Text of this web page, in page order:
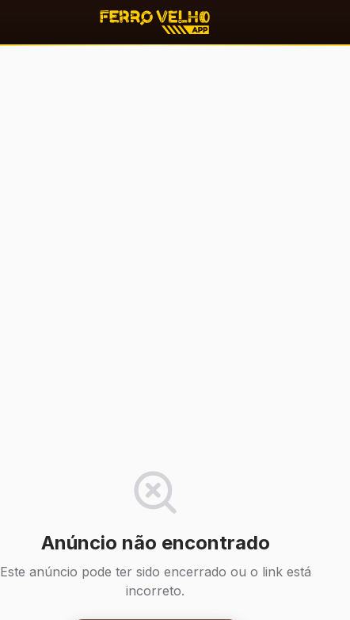
Anúncio não encontrado
Este anúncio pode ter sido encerrado ou o link está
incorreto.